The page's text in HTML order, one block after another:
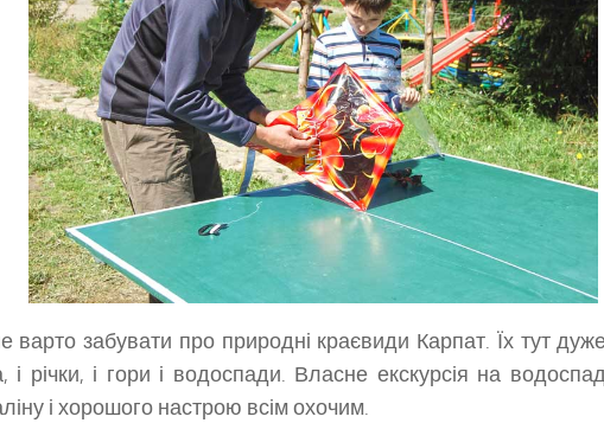
забувати про природні краєвиди Карпат. Їх тут дуже
і річки, і гори і водоспади. Власне екскурсія на
і хорошого настрою всім охочим.